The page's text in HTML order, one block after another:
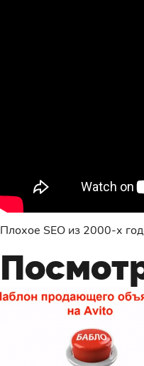
Плохое SEO из 2000-х